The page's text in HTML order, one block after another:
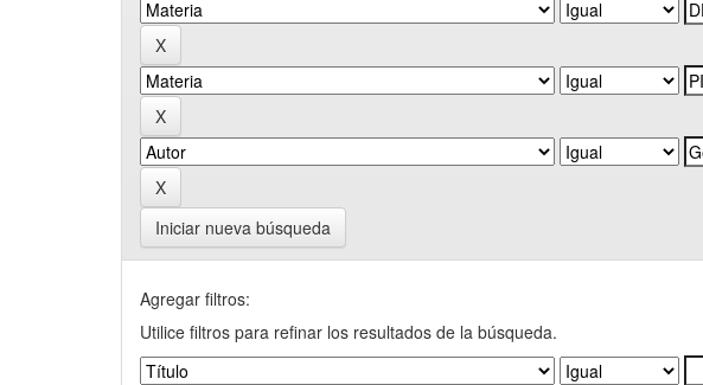
Iniciar nueva búsqueda
Agregar filtros:
Utilice filtros para refinar los resultados de la búsqueda.